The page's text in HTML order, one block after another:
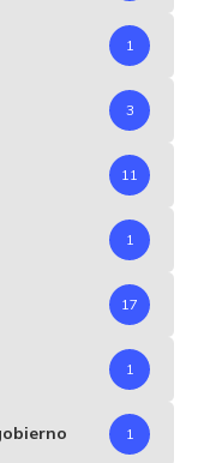
1
3
11
1
17
1
1